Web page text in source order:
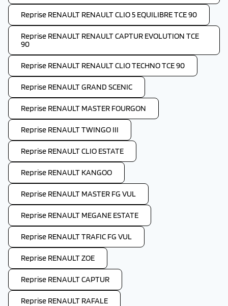
Reprise RENAULT RENAULT CLIO 5 EQUILIBRE TCE 90
Reprise RENAULT RENAULT CAPTUR EVOLUTION TCE
90
Reprise RENAULT RENAULT CLIO TECHNO TCE 90
Reprise RENAULT GRAND SCENIC
Reprise RENAULT MASTER FOURGON
Reprise RENAULT TWINGO III
Reprise RENAULT CLIO ESTATE
Reprise RENAULT KANGOO
Reprise RENAULT MASTER FG VUL
Reprise RENAULT MEGANE ESTATE
Reprise RENAULT TRAFIC FG VUL
Reprise RENAULT ZOE
Reprise RENAULT CAPTUR
Reprise RENAULT RAFALE